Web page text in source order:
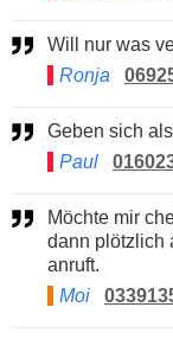
Will nur was
Ronja
Geben sich
Paul
Möchte mir chef sprechen, ohne vorstellung und co. legt
dann plötzlich
anruft.
Moi